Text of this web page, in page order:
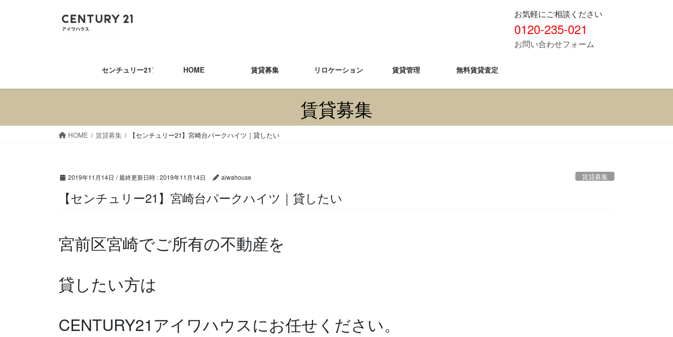
キ
に
お気軽にご相談ください
0120-235-021
お問い合わせフォーム
センチュリー21アイワハウスHOME 賃貸募集 リロケーション 賃貸管理 無料賃貸査定
賃貸募集
HOME 賃貸募集 【センチュリー21】宮崎台パークハイツ｜貸したい
2019年11月14日 / 最終更新日時 :2019年11月14日 aiwahouse 賃貸募集
【センチュリー21】宮崎台パークハイツ｜貸したい
宮前区宮崎でご所有の不動産を
貸したい方は
CENTURY21アイワハウスにお任せください。